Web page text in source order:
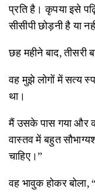
प्रति है। कृपया इसे
सीसीपी छोड़नी है या
छह महीने बाद, तीसरी
वह मुझे लोगों में सत्य
था।
मैं उसके पास गया और
वास्तव में बहुत
चाहिए।”
वह भावुक होकर